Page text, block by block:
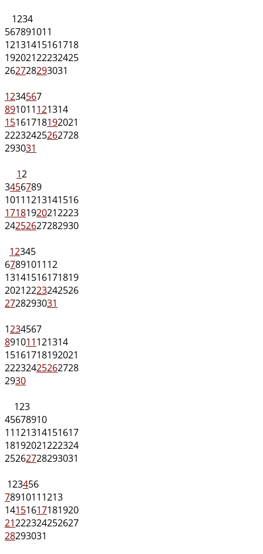
1234
567891011
12131415161718
19202122232425
262728293031
1234567
891011121314
15161718192021
22232425262728
293031
12
3456789
10111213141516
17181920212223
24252627282930
12345
6789101112
13141516171819
20212223242526
2728293031
1234567
891011121314
15161718192021
22232425262728
2930
123
45678910
11121314151617
18192021222324
25262728293031
123456
78910111213
14151617181920
21222324252627
28293031